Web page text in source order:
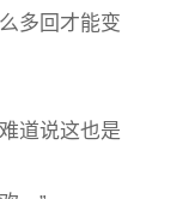
多回才能变
道说这也是